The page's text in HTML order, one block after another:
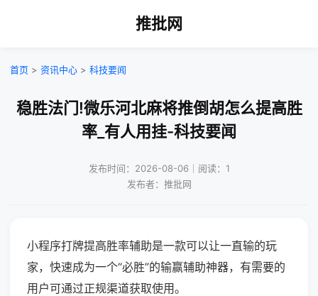
推批网
首页 > 资讯中心 > 科技要闻
稳胜法门!微乐河北麻将推倒胡怎么提高胜
率_有人用挂-科技要闻
发布时间：2026-08-06｜阅读：1
发布者：推批网
小程序打牌提高胜率辅助是一款可以让一直输的玩
家，快速成为一个“必胜”的输赢辅助神器，有需要的
用户可通过正规渠道获取使用。